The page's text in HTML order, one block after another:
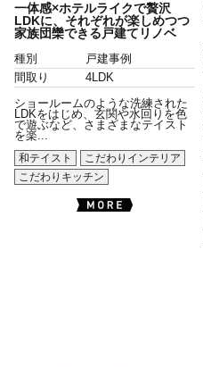
一体感×ホテルライクで贅沢
LDKに、それぞれが楽しめつつ
家族団欒できる戸建てリノベ
種別
戸建事例
間取り
4LDK
ショールームのような洗練された
LDKをはじめ、玄関や水回りを色
で遊ぶなど、さまざまなテイスト
を楽...
和テイスト
こだわりインテリア
こだわりキッチン